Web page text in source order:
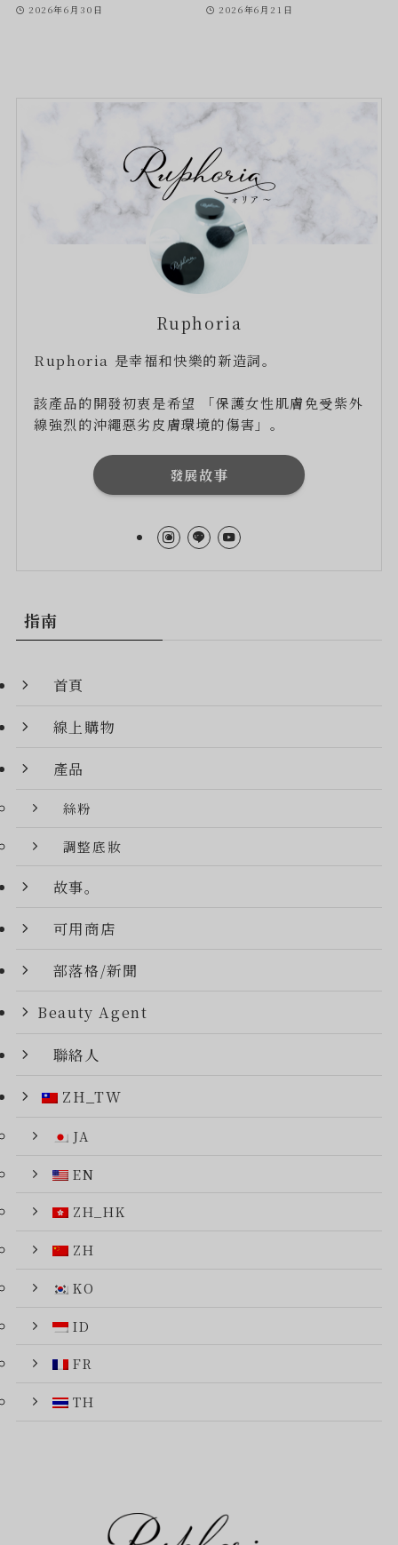
2026年6月30日 2026年6月21日
Ruphoria
Ruphoria 是幸福和快樂的新造詞。
該產品的開發初衷是希望 「保護女性肌膚免受紫外
線強烈的沖繩惡劣皮膚環境的傷害」。
發展故事
指南
首頁
線上購物
產品
絲粉
調整底妝
故事。
可用商店
部落格/新聞
Beauty Agent
聯絡人
ZH_TW
JA
EN
ZH_HK
ZH
KO
ID
FR
TH